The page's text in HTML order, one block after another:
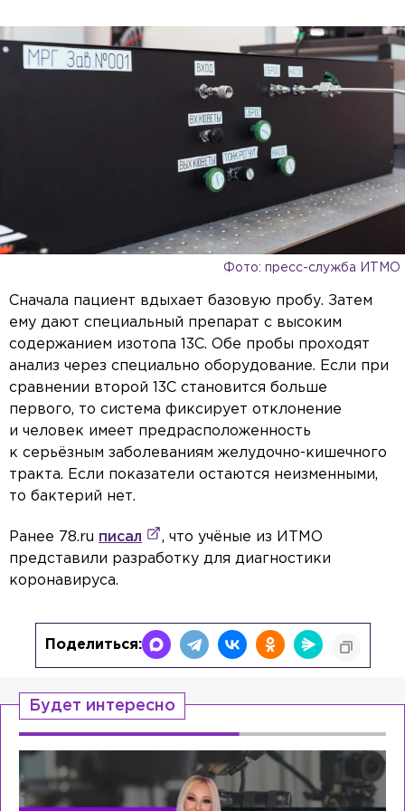
Фото: пресс-служба ИТМО
Сначала пациент вдыхает базовую пробу. Затем
ему дают специальный препарат с высоким
содержанием изотопа 13С. Обе пробы проходят
анализ через специально оборудование. Если при
сравнении второй 13С становится больше
первого, то система фиксирует отклонение
и человек имеет предрасположенность
к серьёзным заболеваниям желудочно-кишечного
тракта. Если показатели остаются неизменными,
то бактерий нет.
Ранее 78.ru писал
, что учёные из ИТМО
представили разработку для диагностики
коронавируса.
Поделиться:
Будет интересно